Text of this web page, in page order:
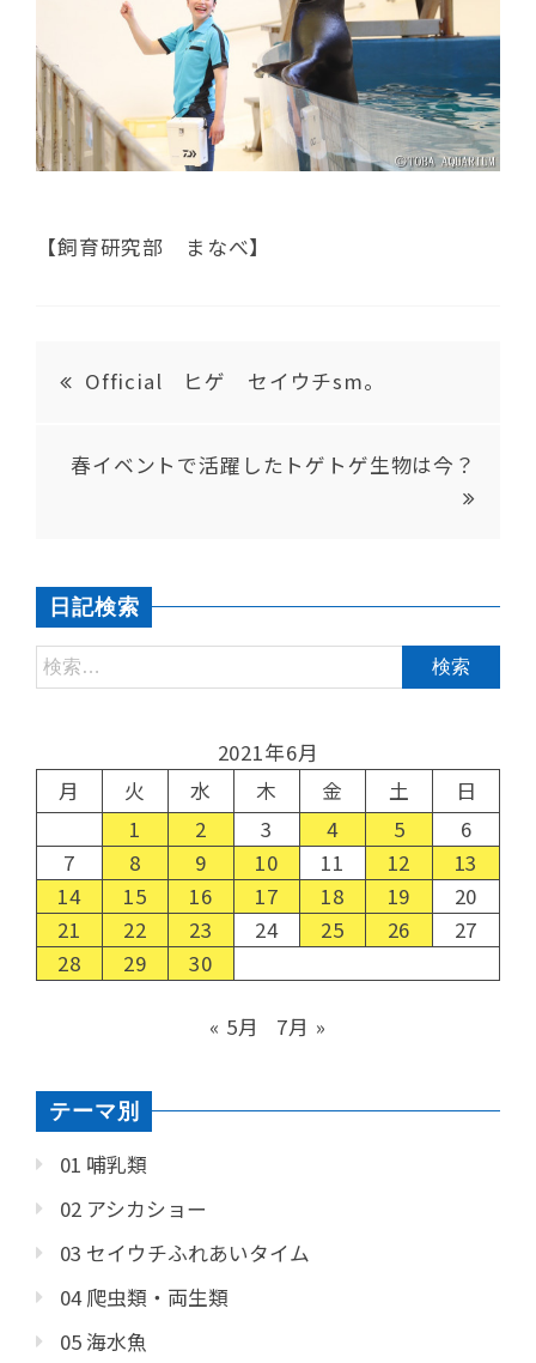
【飼育研究部 まなべ】
Official ヒゲ セイウチsm。
春イベントで活躍したトゲトゲ生物は今？
日記検索
2021年6月
月
火 水 木 金 土
日
1
2 3 4 5
6
7
8 9 10 11 12
13
14
15 16 17 18 19
20
21
22 23 24 25 26
27
28
29 30
« 5月 7月 »
テーマ別
01 哺乳類
02 アシカショー
03 セイウチふれあいタイム
04 爬虫類・両生類
05 海水魚